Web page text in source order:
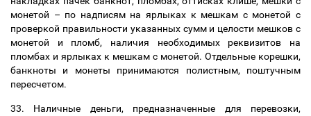
монетой – по надписям на ярлыках к мешкам с монетой с
проверкой правильности указанных сумм и целости мешков с
монетой и пломб, наличия необходимых реквизитов на
пломбах и ярлыках к мешкам с монетой. Отдельные корешки,
банкноты и монеты принимаются полистным, поштучным
пересчетом.
33. Наличные деньги, предназначенные для перевозки,